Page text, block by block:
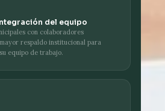
del equipo
con colaboradores
respaldo institucional para
equipo de trabajo.